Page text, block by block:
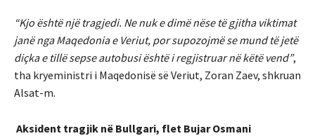
“Kjo është një tragjedi. Ne nuk e dimë nëse të gjitha viktimat
janë nga Maqedonia e Veriut, por supozojmë se mund të jetë
diçka e tillë sepse autobusi është i regjistruar në këtë vend”,
tha kryeministri i Maqedonisë së Veriut, Zoran Zaev, shkruan
Alsat-m.
Aksident tragjik në Bullgari, flet Bujar Osmani